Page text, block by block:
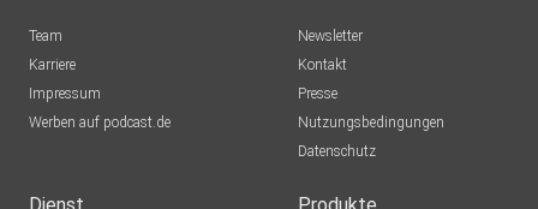
Team
Karriere
Impressum
Werben auf podcast.de
Newsletter
Kontakt
Presse
Nutzungsbedingungen
Datenschutz